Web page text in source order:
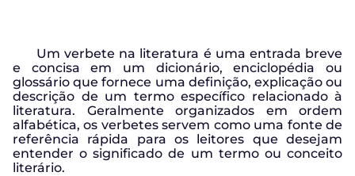
Um verbete na literatura é uma entrada breve
e concisa em um dicionário, enciclopédia ou
glossário que fornece uma definição, explicação ou
descrição de um termo específico relacionado à
literatura. Geralmente organizados em ordem
alfabética, os verbetes servem como uma fonte de
referência rápida para os leitores que desejam
entender o significado de um termo ou conceito
literário.